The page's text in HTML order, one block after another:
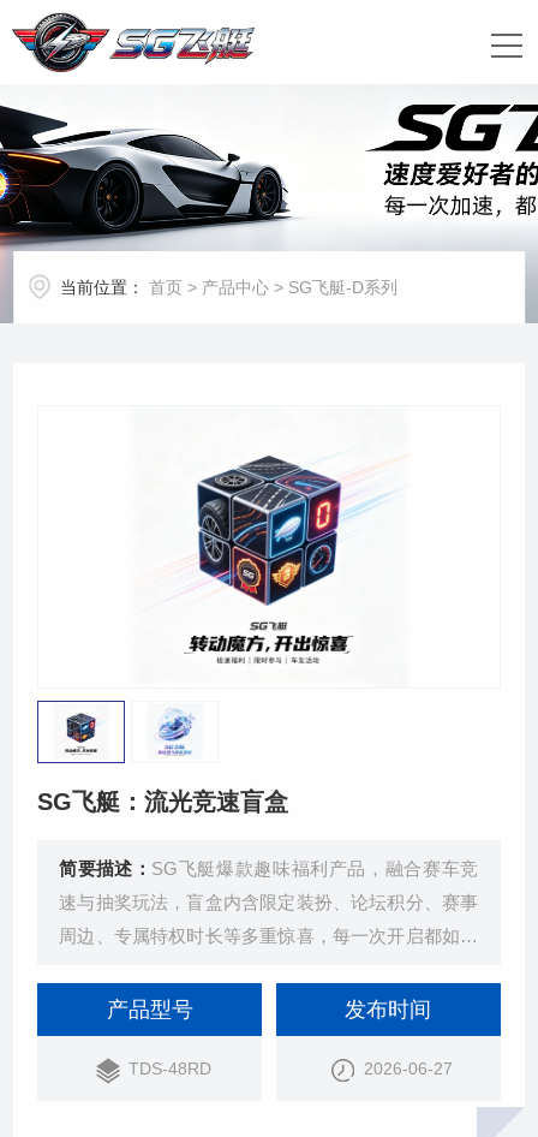
当前位置： 首页 > 产品中心 > SG飞艇-D系列
SG飞艇：流光竞速盲盒
简要描述： SG飞艇爆款趣味福利产品，融合赛车竞
速与抽奖玩法，盲盒内含限定装扮、论坛积分、赛事
周边、专属特权时长等多重惊喜，每一次开启都如同
产品型号
TDS-48RD
发布时间
2026-06-27